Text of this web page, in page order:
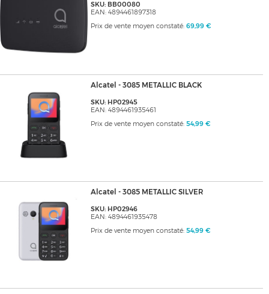
SKU: BB00080
EAN: 4894461897318
Prix de vente moyen constaté: 69,99 €
Alcatel - 3085 METALLIC BLACK
SKU: HP02945
EAN: 4894461935461
Prix de vente moyen constaté: 54,99 €
Alcatel - 3085 METALLIC SILVER
SKU: HP02946
EAN: 4894461935478
Prix de vente moyen constaté: 54,99 €